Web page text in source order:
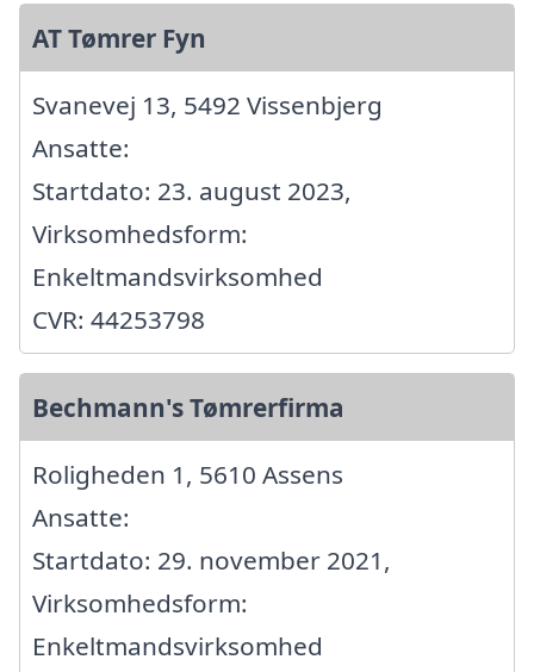
AT Tømrer Fyn
Svanevej 13, 5492 Vissenbjerg
Ansatte:
Startdato: 23. august 2023,
Virksomhedsform:
Enkeltmandsvirksomhed
CVR: 44253798
Bechmann's Tømrerfirma
Roligheden 1, 5610 Assens
Ansatte:
Startdato: 29. november 2021,
Virksomhedsform:
Enkeltmandsvirksomhed